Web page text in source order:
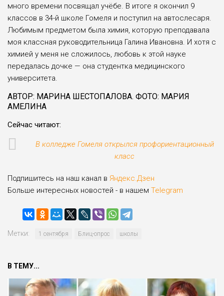
много времени посвящал учёбе. В итоге я окончил 9
классов в 34-й школе Гомеля и поступил на автослесаря.
Любимым предметом была химия, которую преподавала
моя классная руководительница Галина Ивановна. И хотя с
химией у меня не сложилось, любовь к этой науке
передалась дочке — она студентка медицинского
университета.
АВТОР: МАРИНА ШЕСТОПАЛОВА. ФОТО: МАРИЯ
АМЕЛИНА
Сейчас читают:
В колледже Гомеля открылся профориентационный
класс
Подпишитесь на наш канал в Яндекс.Дзен
Больше интересных новостей - в нашем Telegram
Метки: 1 сентября Блиц-опрос школы
В ТЕМУ...